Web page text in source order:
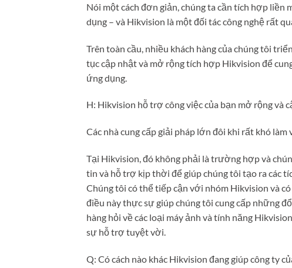
Nói một cách đơn giản, chúng ta cần tích hợp liền
dụng – và Hikvision là một đối tác công nghệ rất
Trên toàn cầu, nhiều khách hàng của chúng tôi
tục cập nhật và mở rộng tích hợp Hikvision để
ứng dụng.
H: Hikvision hỗ trợ công việc của bạn mở rộng và
Các nhà cung cấp giải pháp lớn đôi khi rất khó
Tại Hikvision, đó không phải là trường hợp và
tin và hỗ trợ kịp thời để giúp chúng tôi tạo ra các
Chúng tôi có thể tiếp cận với nhóm Hikvision và
điều này thực sự giúp chúng tôi cung cấp những
hàng hỏi về các loại máy ảnh và tính năng
sự hỗ trợ tuyệt vời.
Q: Có cách nào khác Hikvision đang giúp công ty